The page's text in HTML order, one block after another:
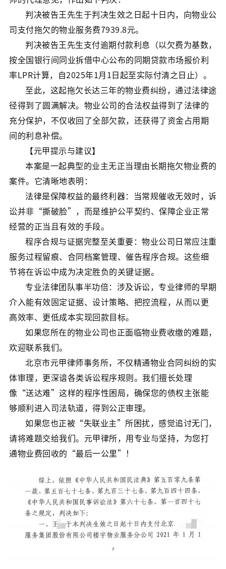
判决被告王先生于判决生效之日起十日内，向物业公
司支付拖欠的物业服务费7939.8元。
判决被告王先生支付逾期付款利息（以欠费为基数，
按全国银行间同业拆借中心公布的同期贷款市场报价利
率LPR计算，自2025年1月1日起至实际付清之日止）。
至此，这起拖欠长达三年的物业费纠纷，通过法律途
径得到了圆满解决。物业公司的合法权益得到了法律的
充分保护，不仅收回了全部欠款，还获得了资金占用期
间的利息补偿。
【元甲提示与建议】
本案是一起典型的业主无正当理由长期拖欠物业费的
案件。它清晰地表明：
法律是保障权益的最终利器：当常规催收无效时，诉
讼并非“撕破脸”，而是维护公平契约、保障企业正常
经营的正当且有效的手段。
程序合规与证据完整至关重要：物业公司日常应注重
服务过程留痕、合同档案管理、催告程序合规。这些细
节将在诉讼中成为决定胜负的关键证据。
专业法律团队事半功倍：涉及诉讼，专业律师的早期
介入能有效固定证据、设计策略、把控流程，从而以更
高效率、更低成本实现回款目标。
如果您所在的物业公司也正面临物业费收缴的难题，
欢迎联系我们。
北京市元甲律师事务所，不仅精通物业合同纠纷的实
体审理，更深谙各类诉讼程序规则。我们擅长处理
像“送达难”这样的程序性困局，确保您的债权主张能
够顺利进入司法轨道，得到公正审理。
如果您也正被“失联业主”所困扰，感觉追讨无门，
请将难题交给我们。元甲律所，用专业与坚持，为您打
通物业费回收的“最后一公里”！